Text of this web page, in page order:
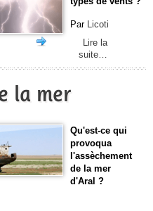
Par
Licoti
Lire la
suite…
la mer
Qu'est-ce qui
provoqua
l'assèchement
de la mer
d'Aral ?